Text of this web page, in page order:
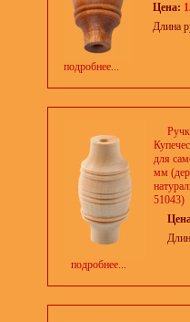
подробнее...
Цена:
Длина
подробнее...
для
мм
51043)